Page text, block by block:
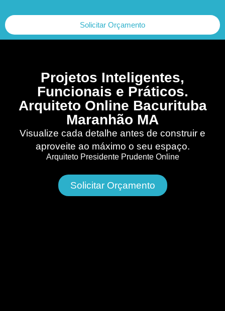
Solicitar Orçamento
Projetos Inteligentes,
Funcionais e Práticos.
Arquiteto Online Bacurituba
Maranhão MA
Visualize cada detalhe antes de construir e
aproveite ao máximo o seu espaço.
Arquiteto Presidente Prudente Online
Solicitar Orçamento